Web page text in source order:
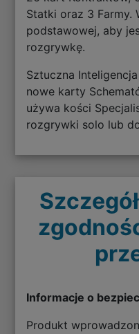
Statki oraz 3 Farmy.
podstawowej, aby
rozgrywkę.
Sztuczna
nowe karty
używa kości
rozgrywki solo lub
Informacje o
Produkt